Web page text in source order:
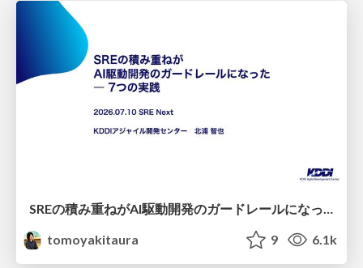
SREの積み重ねがAI駆動開発のガードレールになった ― 7つの実践/SRE Guardrails The 7
tomoyakitaura
9 6.1k